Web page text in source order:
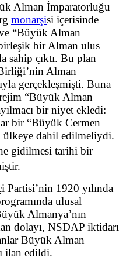
Alman İmparatorluğu
monarşisi içerisinde
“Büyük Alman
bir Alman ulus
sahip çıktı. Bu plan
Alman
gerçekleşmişti. Buna
“Büyük Alman
bir niyet ekledi:
bir “Büyük Cermen
ülkeye dahil edilmeliydi.
gidilmesi tarihi bir
1920 yılında
ulusal
Almanya’nın
dolayı, NSDAP iktidarı
Büyük Alman
ilan edildi.